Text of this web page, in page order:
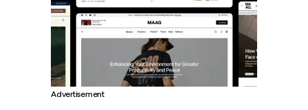
Advertisement